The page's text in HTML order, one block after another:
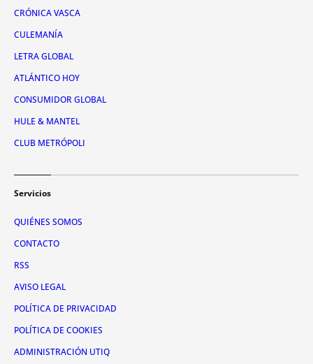
CRÓNICA VASCA
CULEMANÍA
LETRA GLOBAL
ATLÁNTICO HOY
CONSUMIDOR GLOBAL
HULE & MANTEL
CLUB METRÓPOLI
Servicios
QUIÉNES SOMOS
CONTACTO
RSS
AVISO LEGAL
POLÍTICA DE PRIVACIDAD
POLÍTICA DE COOKIES
ADMINISTRACIÓN UTIQ